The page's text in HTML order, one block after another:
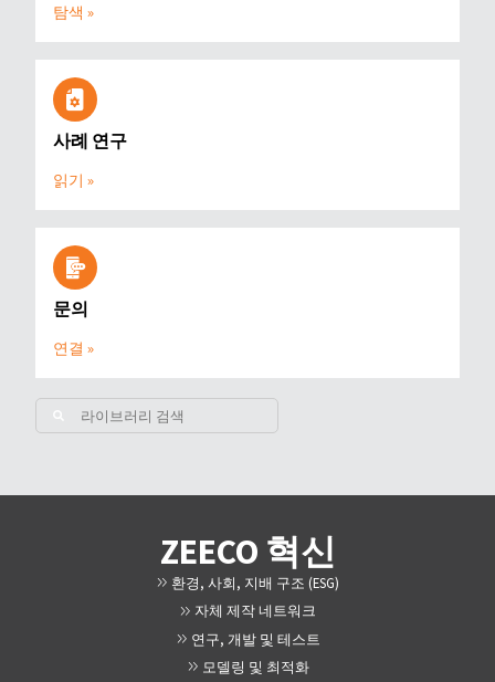
탐색 »
사례 연구
읽기 »
문의
연결 »
ZEECO 혁신
환경, 사회, 지배 구조 (ESG)
자체 제작 네트워크
연구, 개발 및 테스트
모델링 및 최적화